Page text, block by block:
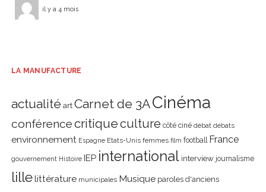
il y a 4 mois
LA MANUFACTURE
actualité art Carnet de 3ACinéma
conférencecritiqueculture côté ciné débat débats
environnement Espagne Etats-Unis femmes film football France
gouvernement Histoire IEP international interview journalisme
lillelittérature municipales Musique paroles d'anciens